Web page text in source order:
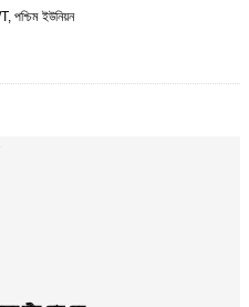
পশ্চিম ইউনিয়ন